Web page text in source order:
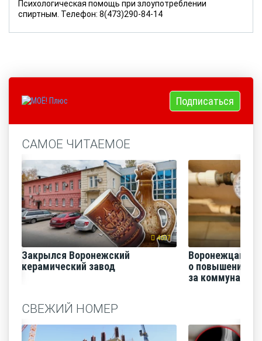
Психологическая помощь при злоупотреблении
спиртным. Телефон: 8(473)290-84-14
Подписаться
САМОЕ ЧИТАЕМОЕ
4697
Закрылся Воронежский
керамический завод
Воронежцам
о повышении
за
СВЕЖИЙ НОМЕР